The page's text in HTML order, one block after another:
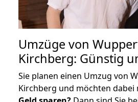
Umzüge von
Kirchberg: Günstig
Sie planen einen Umzug von
Kirchberg und möchten dabei